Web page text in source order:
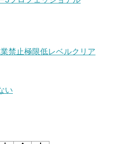
禁止極限低レベルクリア
い